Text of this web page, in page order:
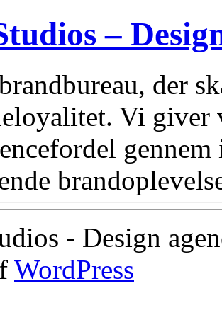
–
der
Vi giver
- Design
WordPress